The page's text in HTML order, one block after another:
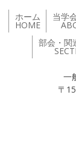
ホーム
HOME
当学
部会・関
一
〒